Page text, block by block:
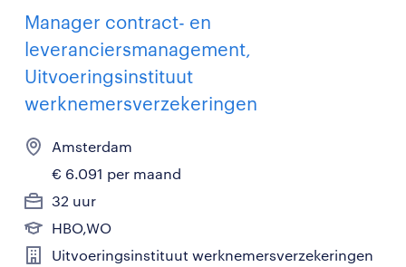
Manager contract- en
leveranciersmanagement,
Uitvoeringsinstituut
werknemersverzekeringen
Amsterdam
€ 6.091 per maand
32 uur
HBO,WO
Uitvoeringsinstituut werknemersverzekeringen